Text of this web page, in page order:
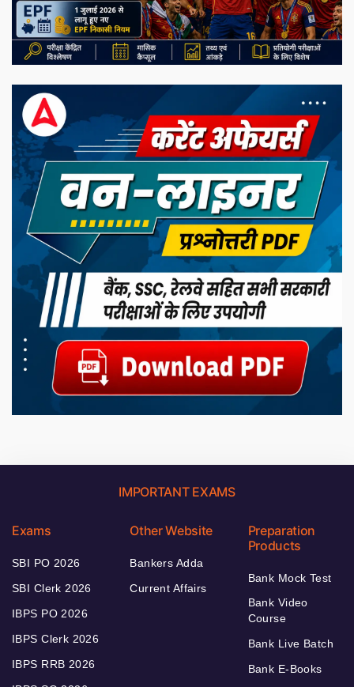
IMPORTANT EXAMS
Exams
SBI PO 2026
SBI Clerk 2026
IBPS PO 2026
IBPS Clerk 2026
IBPS RRB 2026
Other Website
Bankers Adda
Current Affairs
Preparation
Products
Bank Mock Test
Bank Video
Course
Bank Live Batch
Bank E-Books